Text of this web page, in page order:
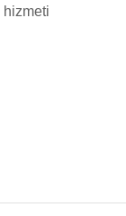
hizmeti